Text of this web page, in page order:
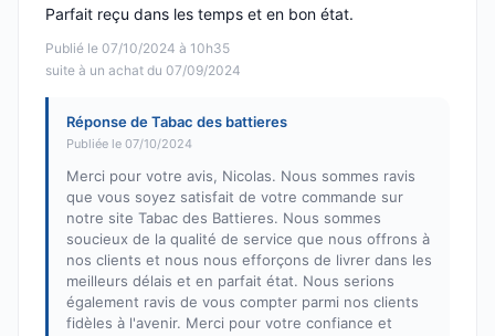
Publié le 07/10/2024 à 10h35
suite à un achat du 07/09/2024
Parfait reçu dans les temps et en bon état.
Réponse de Tabac des battieres
Publiée le 07/10/2024
Merci pour votre avis, Nicolas. Nous sommes ravis
que vous soyez satisfait de votre commande sur
notre site Tabac des Battieres. Nous sommes
soucieux de la qualité de service que nous offrons à
nos clients et nous nous efforçons de livrer dans les
meilleurs délais et en parfait état. Nous serions
également ravis de vous compter parmi nos clients
fidèles à l'avenir. Merci pour votre confiance et